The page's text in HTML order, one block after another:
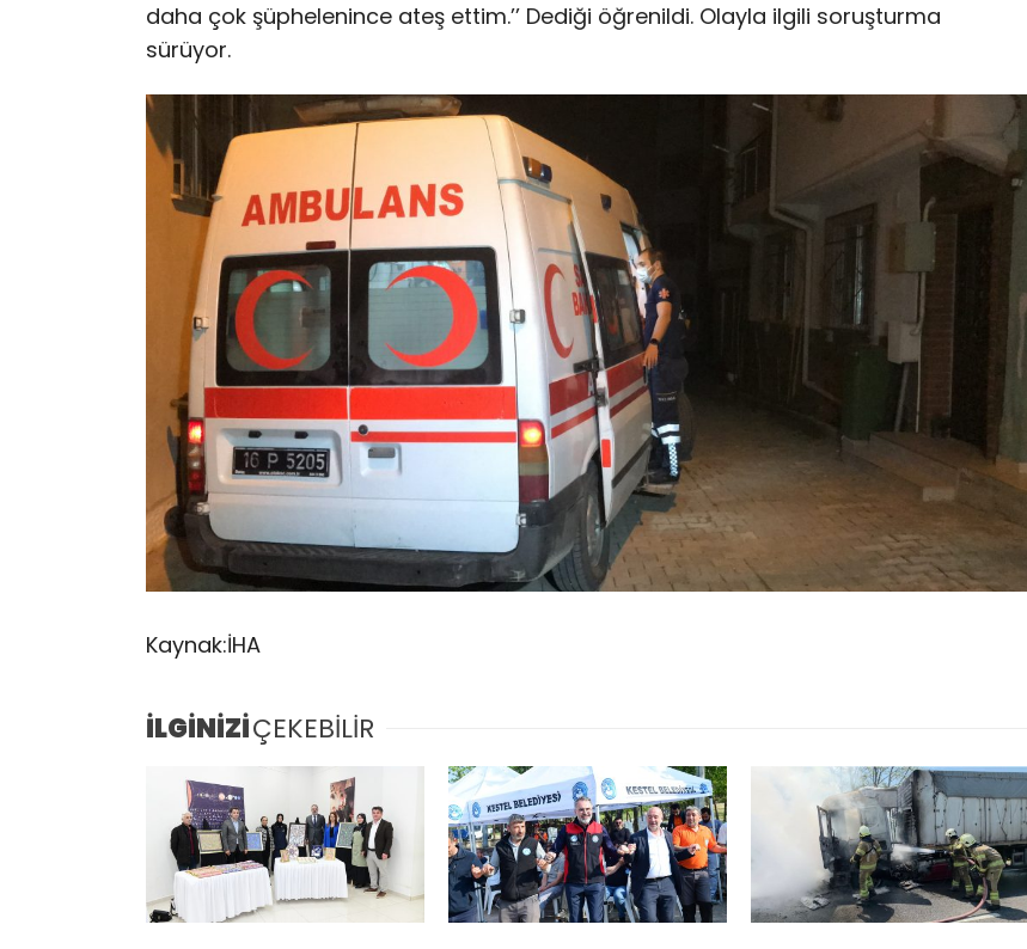
daha çok şüphelenince ateş ettim.’’ Dediği öğrenildi. Olayla ilgili soruşturma
sürüyor.
Kaynak:İHA
İLGİNİZİÇEKEBİLİR